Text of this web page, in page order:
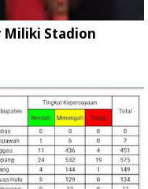
Miliki Stadion